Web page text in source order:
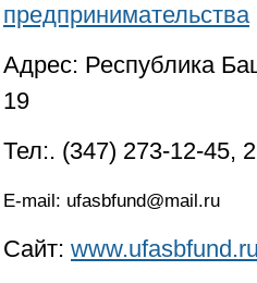
предпринимательства
Адрес: Республика
19
Тел:. (347) 273-12-45,
E-mail: ufasbfund@mail.ru
Сайт: www.ufasbfund.ru